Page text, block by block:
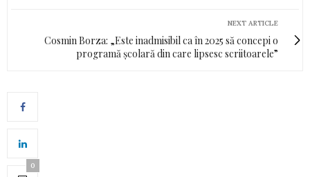
NEXT ARTICLE
Cosmin Borza: „Este inadmisibil ca în 2025 să concepi o
programă școlară din care lipsesc scriitoarele”
0